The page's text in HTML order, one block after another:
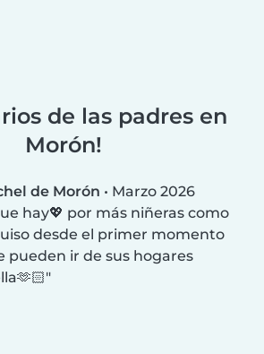
de las padres en
Morón!
de Morón • Marzo 2026
hay💖 por más niñeras como
desde el primer momento
pueden ir de sus hogares